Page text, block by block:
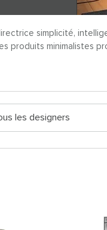
simplicité,
produits minimalistes
les designers